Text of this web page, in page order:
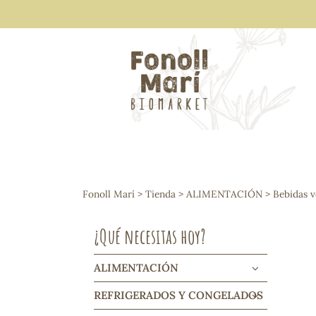
Arroces y legumbres
Frutos secos y snacks
Cereales, mueslis, hinchados y
Galletas y dulces
Vinos y cavas
Condimentos y salsas
Harinas y sémolas
Pasta
Fonoll Marí > Tienda > ALIMENTACIÓN > Bebidas
¿Qué necesitas hoy?
ALIMENTACIÓN
REFRIGERADOS Y CONGELADOS